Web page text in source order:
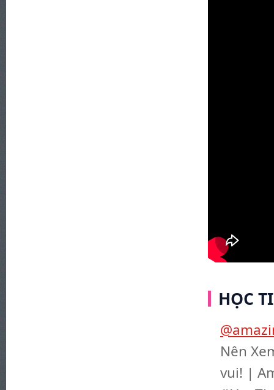
HỌC
Nên
vui! |